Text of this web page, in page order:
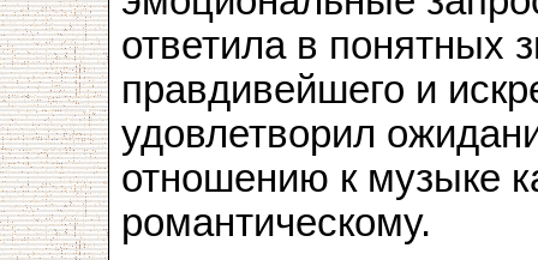
ответила в понятных
правдивейшего и
удовлетворил
отношению к музыке
романтическому.